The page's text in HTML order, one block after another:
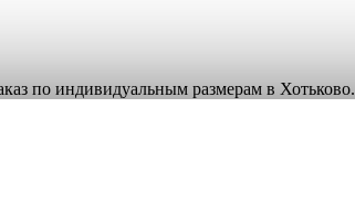
по индивидуальным размерам в Хотьково.